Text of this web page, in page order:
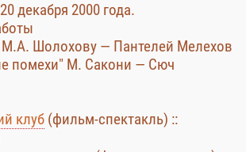
декабря 2000 года.
Шолохову — Пантелей Мелехов
помехи" М. Сакони — Сюч
клуб (фильм-спектакль) ::